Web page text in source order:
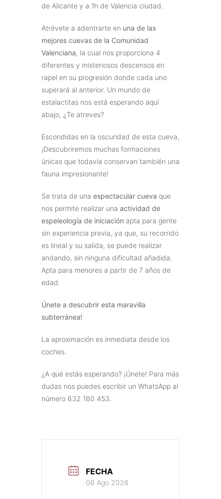
de Alicante y a 1h de Valencia ciudad.
Atrévete a adentrarte en una de las
mejores cuevas de la Comunidad
Valenciana, la cual nos proporciona 4
diferentes y misteriosos descensos en
rapel en su progresión donde cada uno
superará al anterior. Un mundo de
estalactitas nos está esperando aquí
abajo, ¿Te atreves?
Escondidas en la oscuridad de esta cueva,
¡Descubriremos muchas formaciones
únicas que todavía conservan también una
fauna impresionante!
Se trata de una espectacular cueva que
nos permite realizar una actividad de
espeleología de iniciación apta para gente
sin experiencia previa, ya que, su recorrido
es lineal y su salida, se puede realizar
andando, sin ninguna dificultad añadida.
Apta para menores a partir de 7 años de
edad.
Únete a descubrir esta maravilla
subterránea!
La aproximación es inmediata desde los
coches.
¿A qué estás esperando? ¡Únete! Para más
dudas nos puedes escribir un WhatsApp al
número 632 180 453.
FECHA
08 Ago 2026